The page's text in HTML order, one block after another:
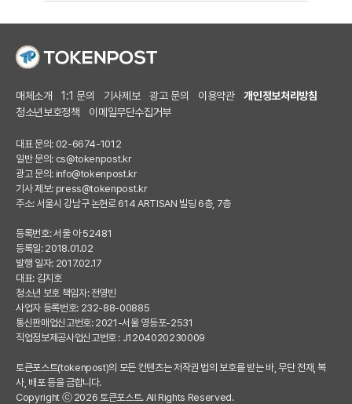
매체소개 1:1 문의 기사제보 광고 문의 이용약관
개인정보처리방침
청소년보호정책
이메일무단수집거부
대표 문의: 02-6674-1012
일반 문의: cs@tokenpost.kr
광고 문의: info@tokenpost.kr
기사 제보: press@tokenpost.kr
주소: 서울시 강남구 논현로 614 ARTISAN 빌딩 6층, 7층
등록번호: 서울 아 52481
등록일: 2018.01.02
발행 일자: 2017.02.17
대표: 김지호
청소년 보호 책임자: 전영빈
사업자 등록번호: 232-88-00885
통신판매업신고번호: 2021-서울 영등포-2531
직업정보제공사업신고번호 : J1204020230009
토큰포스트(tokenpost)의 모든 컨텐츠는 저작권 법의 보호를 받는 바, 무단 전재, 복
사, 배포 등을 금합니다.
Copyright ⓒ 2026 토큰포스트. All Rights Reserved.